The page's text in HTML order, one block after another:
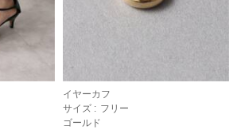
イヤーカフ
サイズ : フリー
ゴールド